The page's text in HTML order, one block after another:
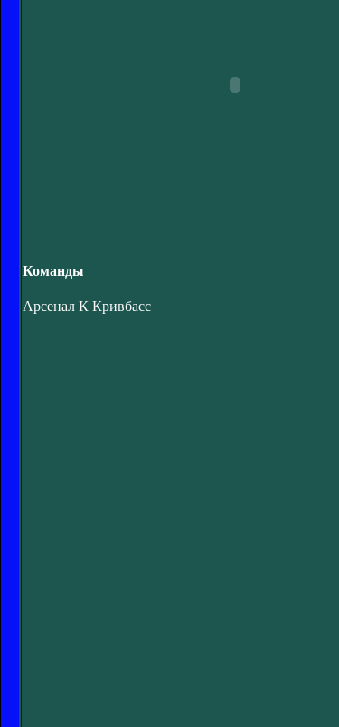
Команды
Арсенал К Кривбасс